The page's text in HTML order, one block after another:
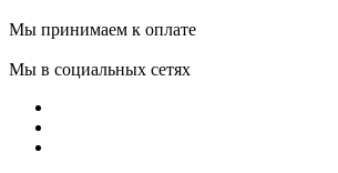
Мы принимаем к оплате
Мы в социальных сетях